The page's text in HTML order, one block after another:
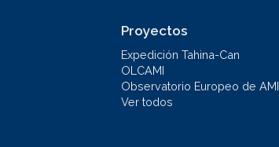
Proyectos
Expedición Tahina-Can
OLCAMI
Observatorio Europeo de AMI
Ver todos